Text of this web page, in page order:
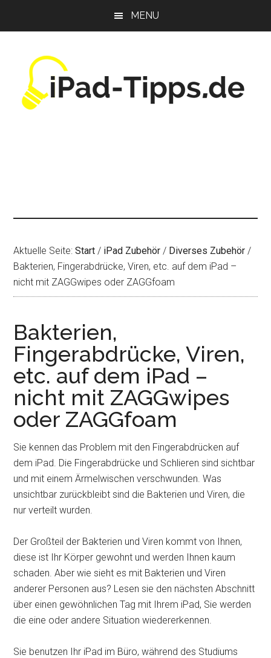
MENU
Aktuelle Seite:Start / iPad Zubehör / Diverses Zubehör /
Bakterien, Fingerabdrücke, Viren, etc. auf dem iPad –
nicht mit ZAGGwipes oder ZAGGfoam
Bakterien,
Fingerabdrücke, Viren,
etc. auf dem iPad –
nicht mit ZAGGwipes
oder ZAGGfoam
Sie kennen das Problem mit den Fingerabdrücken auf
dem iPad. Die Fingerabdrücke und Schlieren sind sichtbar
und mit einem Ärmelwischen verschwunden. Was
unsichtbar zurückbleibt sind die Bakterien und Viren, die
nur verteilt wurden.
Der Großteil der Bakterien und Viren kommt von Ihnen,
diese ist Ihr Körper gewohnt und werden Ihnen kaum
schaden. Aber wie sieht es mit Bakterien und Viren
anderer Personen aus? Lesen sie den nächsten Abschnitt
über einen gewöhnlichen Tag mit Ihrem iPad, Sie werden
die eine oder andere Situation wiedererkennen.
Sie benutzen Ihr iPad im Büro, während des Studiums